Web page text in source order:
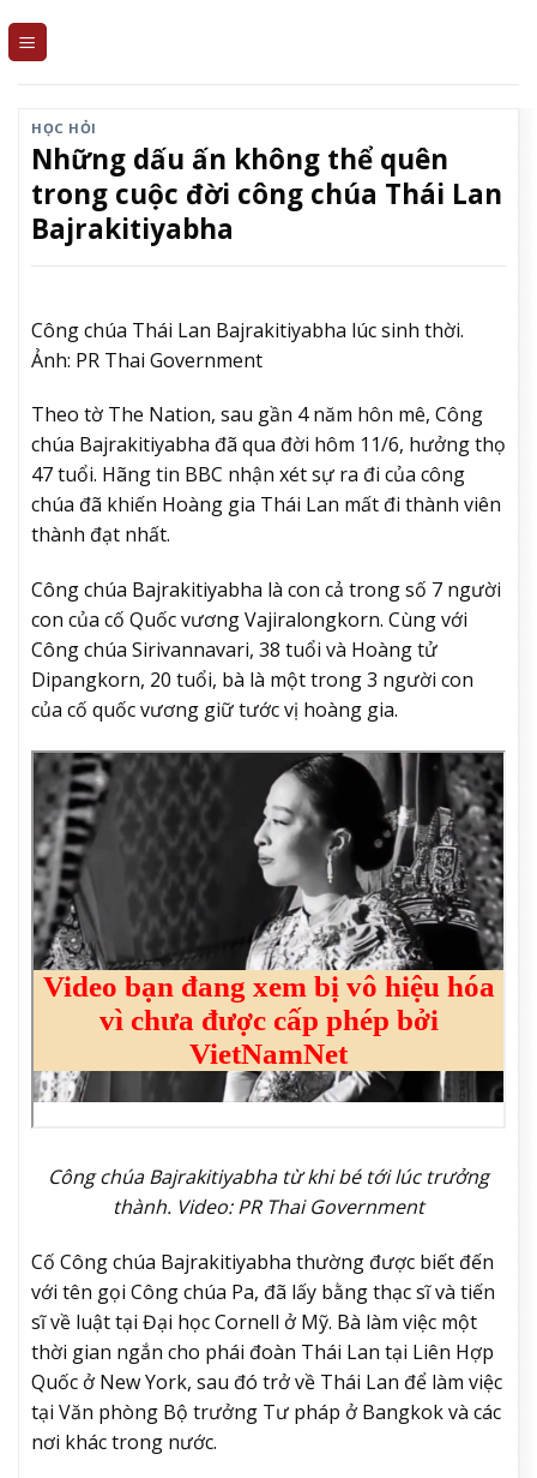
HỌC HỎI
Những dấu ấn không thể quên
trong cuộc đời công chúa Thái Lan
Bajrakitiyabha
Công chúa Thái Lan Bajrakitiyabha lúc sinh thời.
Ảnh: PR Thai Government
Theo tờ The Nation, sau gần 4 năm hôn mê, Công
chúa Bajrakitiyabha đã qua đời hôm 11/6, hưởng thọ
47 tuổi. Hãng tin BBC nhận xét sự ra đi của công
chúa đã khiến Hoàng gia Thái Lan mất đi thành viên
thành đạt nhất.
Công chúa Bajrakitiyabha là con cả trong số 7 người
con của cố Quốc vương Vajiralongkorn. Cùng với
Công chúa Sirivannavari, 38 tuổi và Hoàng tử
Dipangkorn, 20 tuổi, bà là một trong 3 người con
của cố quốc vương giữ tước vị hoàng gia.
Công chúa Bajrakitiyabha từ khi bé tới lúc trưởng
thành. Video: PR Thai Government
Cố Công chúa Bajrakitiyabha thường được biết đến
với tên gọi Công chúa Pa, đã lấy bằng thạc sĩ và tiến
sĩ về luật tại Đại học Cornell ở Mỹ. Bà làm việc một
thời gian ngắn cho phái đoàn Thái Lan tại Liên Hợp
Quốc ở New York, sau đó trở về Thái Lan để làm việc
tại Văn phòng Bộ trưởng Tư pháp ở Bangkok và các
nơi khác trong nước.